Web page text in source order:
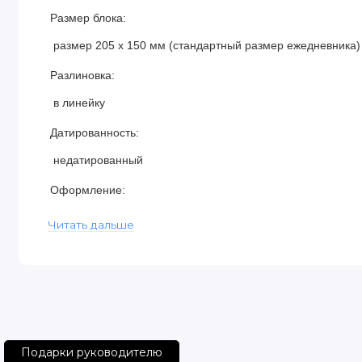
Размер блока:
размер 205 х 150 мм (стандартный размер ежедневника)
Разлиновка:
в линейку
Датированность:
недатированный
Оформление:
английском и немецком языках
Читать дальше
Подарки руководителю